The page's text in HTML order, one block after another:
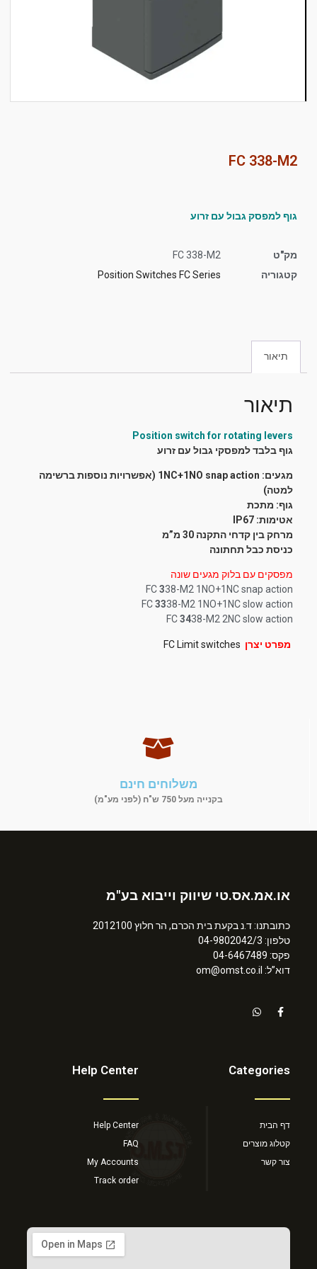
כל
האפשרויות
FC 338-M2
גוף למפסק גבול עם זרוע
מק"ט
FC 338-M2
קטגוריה
Position Switches FC Series
תיאור
תיאור
Position switch for rotating levers
גוף בלבד למפסקי גבול עם זרוע
מגעים: 1NC+1NO snap action (אפשרויות נוספות ברשימה
למטה)
גוף: מתכת
אטימות: IP67
מרחק בין קדחי התקנה 30 מ”מ
כניסת כבל תחתונה
מפסקים עם בלוק מגעים שונה
FC338-M2 1NO+1NC snap action
FC3338-M2 1NO+1NC slow action
FC3438-M2 2NC slow action
מפרט יצרן FC Limit switches
משלוחים חינם
בקנייה מעל 750 ש"ח (לפני מע"מ)
או.אמ.אס.טי שיווק וייבוא בע"מ
כתובתנו: ד.נ בקעת בית הכרם, הר חלוץ 2012100
טלפון: 04-9802042/3
פקס: 04-6467489
דוא”ל: om@omst.co.il
Categories
דף הבית
קטלוג מוצרים
צור קשר
Help Center
Help Center
FAQ
My Accounts
Track order